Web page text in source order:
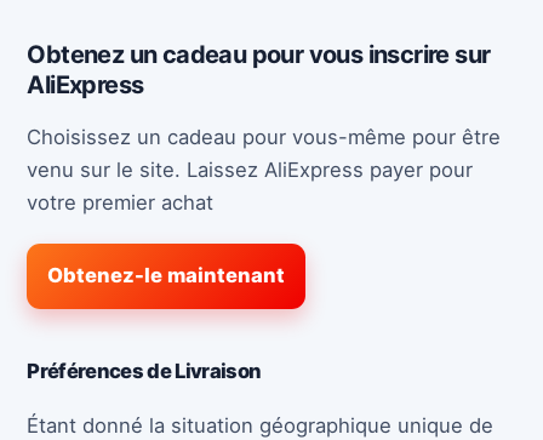
Obtenez un cadeau pour vous inscrire sur
AliExpress
Choisissez un cadeau pour vous-même pour être
venu sur le site. Laissez AliExpress payer pour
votre premier achat
Obtenez-le maintenant
Préférences de Livraison
Étant donné la situation géographique unique de